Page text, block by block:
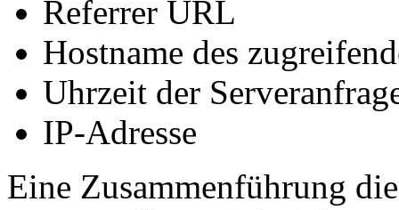
Referrer URL
Hostname des
Uhrzeit der
IP-Adresse
Eine Zusammenführung